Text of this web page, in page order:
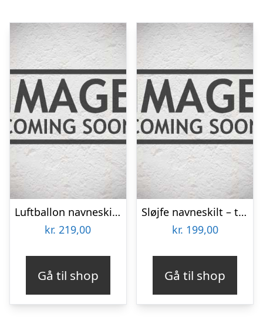
Luftballon navneskilt – farve
kr. 219,00
Gå til shop
Sløjfe navneskilt – træ
kr. 199,00
Gå til shop